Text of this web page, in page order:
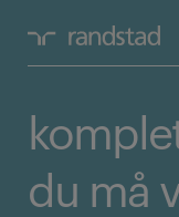
du må